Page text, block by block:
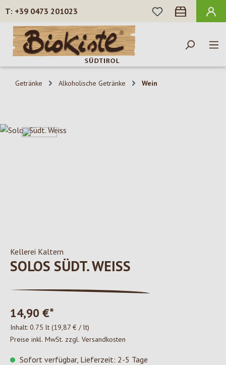
Zum Hauptinhalt springen
+39 0473 201023
DU HAST 0
Getränke Alkoholische Getränke Wein
Bildergalerie überspringen
Kellerei Kaltern
SOLOS SÜDT. WEISS
14,90 €*
Inhalt: 0.75 lt (19,87 € / lt)
Preise inkl. MwSt. zzgl. Versandkosten
Sofort verfügbar, Lieferzeit: 2-5 Tage